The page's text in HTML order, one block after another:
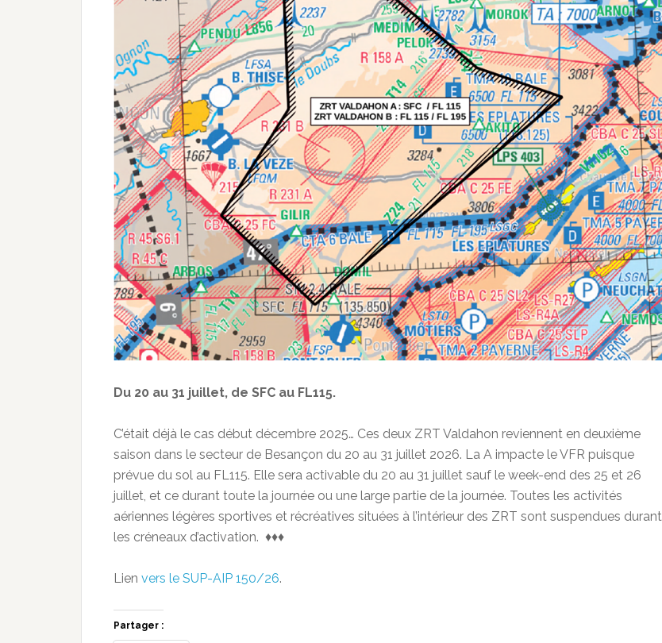
Du 20 au 31 juillet, de SFC au FL115.
C’était déjà le cas début décembre 2025… Ces deux ZRT Valdahon reviennent en deuxième
saison dans le secteur de Besançon du 20 au 31 juillet 2026. La A impacte le VFR puisque
prévue du sol au FL115. Elle sera activable du 20 au 31 juillet sauf le week-end des 25 et 26
juillet, et ce durant toute la journée ou une large partie de la journée. Toutes les activités
aériennes légères sportives et récréatives situées à l’intérieur des ZRT sont suspendues durant
les créneaux d’activation. ♦♦♦
Lien vers le SUP-AIP 150/26.
Partager :